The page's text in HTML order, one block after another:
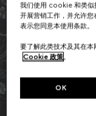
我们使用 cookie 和类似
开展营销工作，并允许
表示您同意本使用条款。
要了解此类技术及其在
Cookie 政策。
OK